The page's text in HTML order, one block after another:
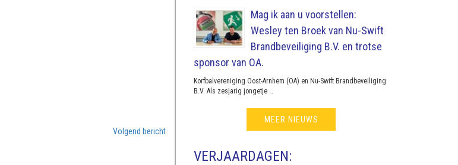
Volgend bericht
Mag ik aan u voorstellen:
Wesley ten Broek van Nu-Swift
Brandbeveiliging B.V. en trotse
sponsor van OA.
Korfbalvereniging Oost-Arnhem (OA) en Nu-Swift Brandbeveiliging
B.V. Als zesjarig jongetje …
MEER NIEUWS
VERJAARDAGEN: